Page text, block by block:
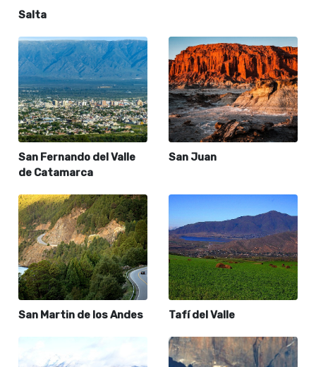
Salta
San Fernando del Valle
de Catamarca
San Juan
San Martin de los Andes Tafí del Valle